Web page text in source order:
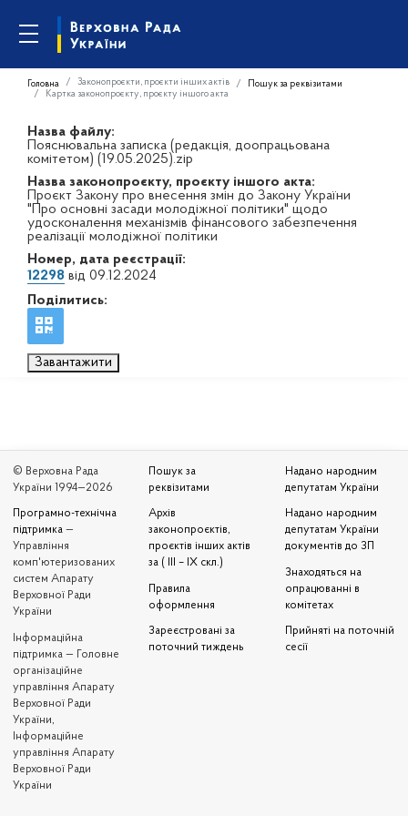
Головна Законопроєкти, проєкти інших актів
Пошук за реквізитами
Картка законопроєкту, проєкту іншого акта
Назва файлу:
Пояснювальна записка (редакція, доопрацьована
комітетом) (19.05.2025).zip
Назва законопроєкту, проєкту іншого акта:
Проєкт Закону про внесення змін до Закону України
"Про основні засади молодіжної політики" щодо
удосконалення механізмів фінансового забезпечення
реалізації молодіжної політики
Номер, дата реєстрації:
12298 від 09.12.2024
Поділитись:
Завантажити
© Верховна Рада
України 1994—2026
Програмно-технічна
підтримка —
Управління
комп'ютеризованих
систем Апарату
Верховної Ради
України
Iнформаційна
підтримка — Головне
організаційне
управління Апарату
Верховної Ради
України,
Інформаційне
управління Апарату
Верховної Ради
України
Пошук за
реквізитами
Архів
законопроєктів,
проєктів інших актів
за ( III – IX скл.)
Правила
оформлення
Зареєстровані за
поточний тиждень
Надано народним
депутатам України
Надано народним
депутатам України
документів до ЗП
Знаходяться на
опрацюванні в
комітетах
Прийняті на поточній
сесії